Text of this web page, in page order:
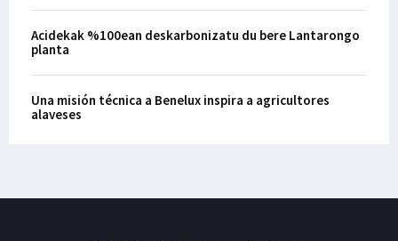
Acidekak %100ean deskarbonizatu du bere Lantarongo
planta
Una misión técnica a Benelux inspira a agricultores
alaveses